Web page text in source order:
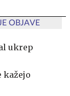
OBJAVE
ukrep
kažejo